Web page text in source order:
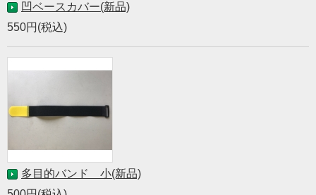
凹ベースカバー(新品)
550円(税込)
多目的バンド 小(新品)